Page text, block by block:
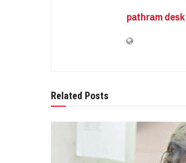
pathram
Related Posts